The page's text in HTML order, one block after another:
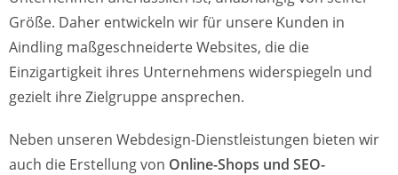
Größe. Daher entwickeln wir für unsere Kunden in
Aindling maßgeschneiderte Websites, die die
Einzigartigkeit ihres Unternehmens widerspiegeln und
gezielt ihre Zielgruppe ansprechen.
Neben unseren Webdesign-Dienstleistungen bieten wir
auch die Erstellung von Online-Shops und SEO-